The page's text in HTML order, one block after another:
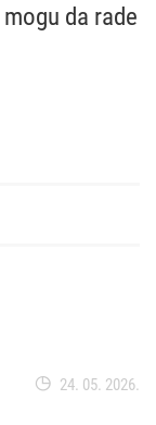
da rade
24. 05. 2026.